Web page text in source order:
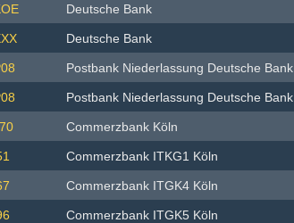
Deutsche Bank
Deutsche Bank
Postbank Niederlassung Deutsche Bank
Postbank Niederlassung Deutsche Bank
Commerzbank Köln
Commerzbank ITKG1 Köln
Commerzbank ITGK4 Köln
Commerzbank ITGK5 Köln